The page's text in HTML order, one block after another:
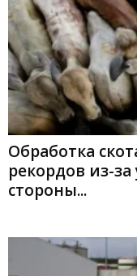
Обработка
рекордов из-
стороны...